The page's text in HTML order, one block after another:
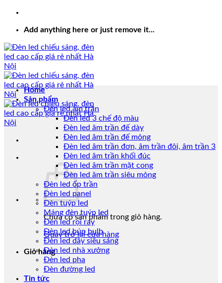
Add anything here or just remove it...
Chưa có sản phẩm trong giỏ hàng.
Quay trở lại cửa hàng
Giỏ hàng
Home
Sản phẩm
Đèn led âm trần
Đèn led 3 chế độ màu
Đèn led âm trần đế dày
Đèn led âm trần đế mỏng
Đèn led âm trần đơn, âm trần đôi, âm trần 3
Đèn led âm trần khối đúc
Đèn led âm trần mặt cong
Đèn led âm trần siêu mỏng
Đèn led ốp trần
Đèn led panel
Đèn tuýp led
Máng đèn tuýp led
Đèn led rọi ray
Đèn led búp bulb
Đèn led dây siêu sáng
Đèn led nhà xưởng
Đèn led pha
Đèn đường led
Tin tức